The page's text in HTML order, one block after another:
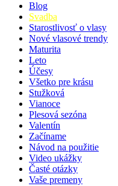
Blog
Svadba
Starostlivosť o vlasy
Nové vlasové trendy
Maturita
Leto
Účesy
Všetko pre krásu
Stužková
Vianoce
Plesová sezóna
Valentín
Začíname
Návod na použitie
Video ukážky
Časté otázky
Vaše premeny